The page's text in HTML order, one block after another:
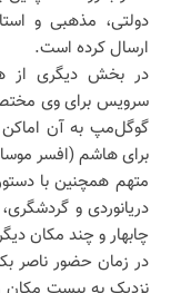
دولتی، مذهبی و
ارسال کرده است.
در بخش دیگری از
سرویس برای وی
گوگل‌مپ به آن
برای هاشم (افسر
متهم همچنین با
دریانوردی و
چابهار و چند مکان
در زمان حضور ناصر